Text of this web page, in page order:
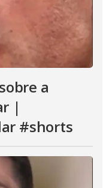
a
|
#shorts